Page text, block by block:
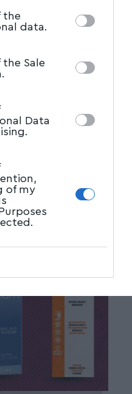
This
disclosed by us to
disclose it to
the
data.
Sale
Data
of my